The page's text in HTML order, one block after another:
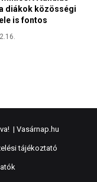
| Vasárnap.hu
tájékoztató